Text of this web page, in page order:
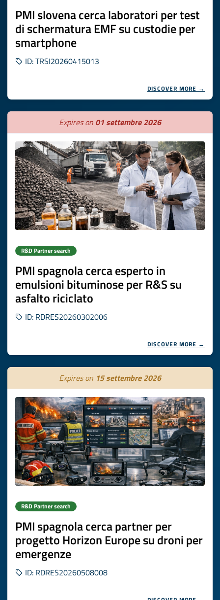
PMI slovena cerca laboratori per test
di schermatura EMF su custodie per
smartphone
ID: TRSI20260415013
DISCOVER MORE →
Expires on 01 settembre 2026
R&D Partner search
PMI spagnola cerca esperto in
emulsioni bituminose per R&S su
asfalto riciclato
ID: RDRES20260302006
DISCOVER MORE →
Expires on 15 settembre 2026
R&D Partner search
PMI spagnola cerca partner per
progetto Horizon Europe su droni per
emergenze
ID: RDRES20260508008